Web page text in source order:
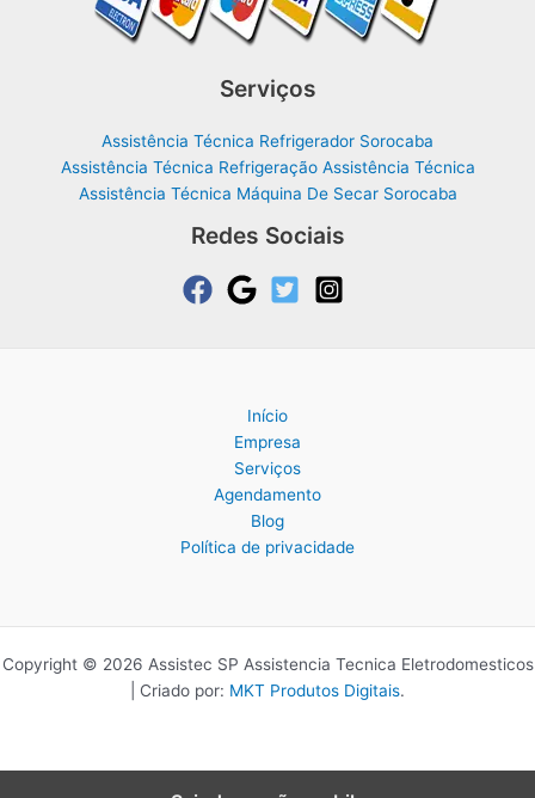
Serviços
Assistência Técnica Refrigerador Sorocaba
Assistência Técnica Refrigeração Assistência Técnica
Assistência Técnica Máquina De Secar Sorocaba
Redes Sociais
Início
Empresa
Serviços
Agendamento
Blog
Política de privacidade
Copyright © 2026 Assistec SP Assistencia Tecnica Eletrodomesticos
| Criado por: MKT Produtos Digitais.